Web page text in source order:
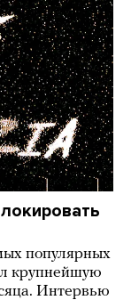
популярных
крупнейшую
Интервью